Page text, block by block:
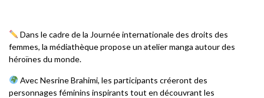
Dans le cadre de la Journée internationale des droits des
femmes, la médiathèque propose un atelier manga autour des
héroïnes du monde.
Avec Nesrine Brahimi, les participants créeront des
personnages féminins inspirants tout en découvrant les